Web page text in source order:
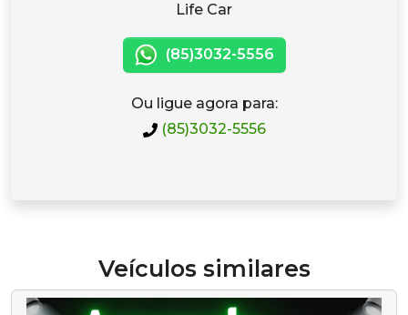
Life Car
(85)3032-5556
Ou ligue agora para:
(85)3032-5556
Veículos similares